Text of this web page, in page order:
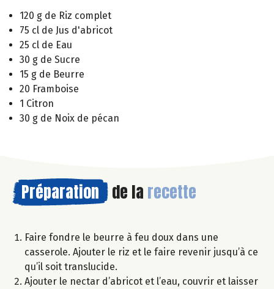
120 g de Riz complet
75 cl de Jus d'abricot
25 cl de Eau
30 g de Sucre
15 g de Beurre
20 Framboise
1 Citron
30 g de Noix de pécan
Préparation de la recette
Faire fondre le beurre à feu doux dans une
casserole. Ajouter le riz et le faire revenir jusqu’à ce
qu’il soit translucide.
Ajouter le nectar d’abricot et l’eau, couvrir et laisser